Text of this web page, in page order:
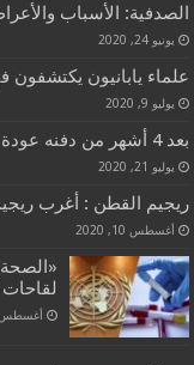
الصدفية: الأسباب
يونيو 24, 2020
علماء يابانيون يكتشفون
يوليو 9, 2020
بعد 4 أشهر من دفنه عودة مصري للحياة
يوليو 21, 2020
ريجيم القطن : أغرب
أغسطس 10, 2020
لقاحات
أغسطس 25, 2020